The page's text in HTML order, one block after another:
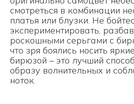
смотреться в комбинации
платья или блузки. Не
экспериментировать,
роскошными серьгами с
что зря боялись носить
бирюзой – это лучший
образу волнительных и
ноток.